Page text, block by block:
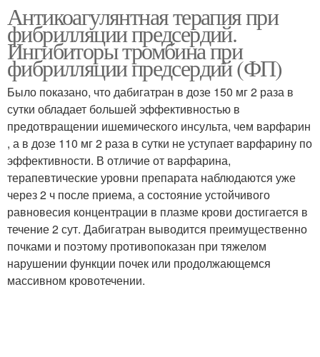
Антикоагулянтная терапия при
фибрилляции предсердий.
Ингибиторы тромбина при
фибрилляции предсердий (ФП)
Было показано, что дабигатран в дозе 150 мг 2 раза в
сутки обладает большей эффективностью в
предотвращении ишемического инсульта, чем варфарин
, а в дозе 110 мг 2 раза в сутки не уступает варфарину по
эффективности. В отличие от варфарина,
терапевтические уровни препарата наблюдаются уже
через 2 ч после приема, а состояние устойчивого
равновесия концентрации в плазме крови достигается в
течение 2 сут. Дабигатран выводится преимущественно
почками и поэтому противопоказан при тяжелом
нарушении функции почек или продолжающемся
массивном кровотечении.